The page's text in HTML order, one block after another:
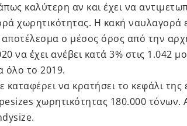
καλύτερη αν και έχει να
χωρητικότητας. Η κακή ναυλαγορά
ο μέσος όρος από την
να έχει ανέβει κατά 3% στις 1.042
όλο το 2019.
να κρατήσει το κεφάλι της
χωρητικότητας 180.000 τόνων.